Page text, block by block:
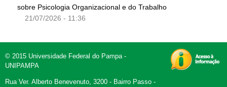
sobre Psicologia Organizacional e do Trabalho
21/07/2026 - 11:36
© 2015 Universidade Federal do Pampa -
UNIPAMPA
Rua Ver. Alberto Benevenuto, 3200 - Bairro Passo -